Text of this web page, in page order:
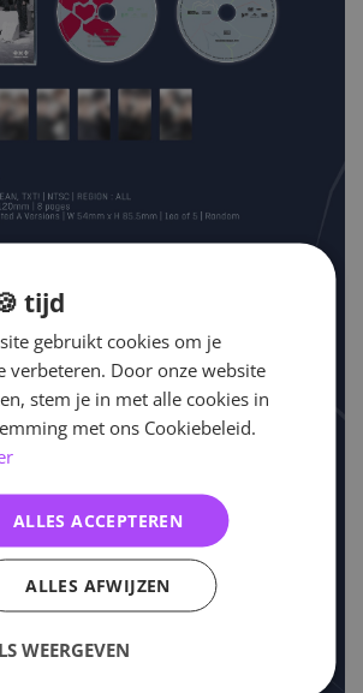
tijd
gebruikt cookies om je
verbeteren. Door onze website
stem je in met alle cookies in
met ons Cookiebeleid.
ALLES ACCEPTEREN
ALLES AFWIJZEN
WEERGEVEN